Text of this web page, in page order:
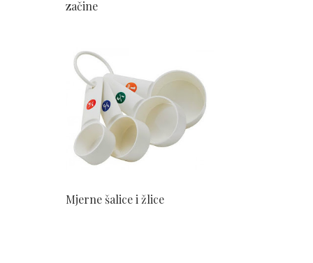
začine
Mjerne šalice i žlice